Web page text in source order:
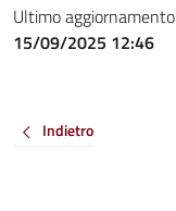
Ultimo aggiornamento
15/09/2025 12:46
Indietro